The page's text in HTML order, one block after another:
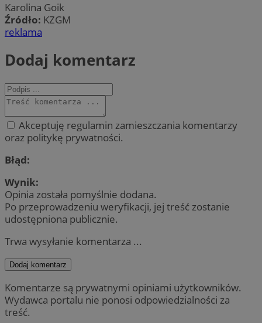
Karolina Goik
Źródło: KZGM
reklama
Dodaj komentarz
Akceptuję regulamin zamieszczania komentarzy
oraz politykę prywatności.
Błąd:
Wynik:
Opinia została pomyślnie dodana.
Po przeprowadzeniu weryfikacji, jej treść zostanie
udostępniona publicznie.
Trwa wysyłanie komentarza ...
Dodaj komentarz
Komentarze są prywatnymi opiniami użytkowników.
Wydawca portalu nie ponosi odpowiedzialności za
treść.